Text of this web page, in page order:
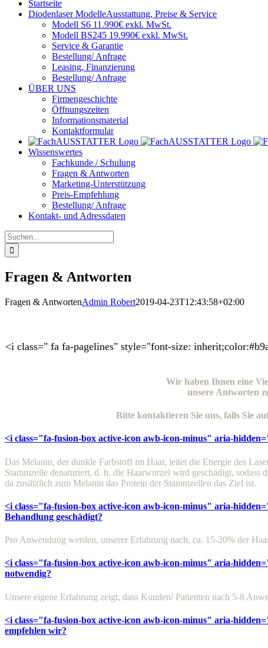
Startseite
Diodenlaser ModelleAusstattung, Preise & Service
Modell S6 11.990€ exkl. MwSt.
Modell BS245 19.990€ exkl. MwSt.
Service & Garantie
Bestellung/ Anfrage
Leasing, Finanzierung
Bestellung/ Anfrage
ÜBER UNS
Firmengeschichte
Öffnungszeiten
Informationsmaterial
Kontaktformular
Wissenswertes
Fachkunde / Schulung
Fragen & Antworten
Marketing-Unterstützung
Preis-Empfehlung
Bestellung/ Anfrage
Kontakt- und Adressdaten
Suche
nach:
Fragen & Antworten
Fragen & AntwortenAdmin Robert2019-04-23T12:43:58+02:00
<i class=" fa fa-pagelines" style="font-size:
Wir haben Ihnen eine
unsere Antworten
Bitte kontaktieren Sie uns, falls Sie
<i class="fa-fusion-box active-icon awb-icon-minus" aria-
Das Melanin, der dunkle Farbstoff im Haar, leitet die Energie des
Stammzelle denaturiert, d. h. die Haarwurzel wird geschädigt,
da zusätzlich zum Melanin das Protein der Stammzellen das Ziel ist.
<i class="fa-fusion-box active-icon awb-icon-minus" aria-
Behandlung geschädigt?
Pro Anwendung werden, unserer Erfahrung nach, ca. 15-20% der
<i class="fa-fusion-box active-icon awb-icon-minus" aria-
notwendig?
Unsere eigene Erfahrung zeigt, dass Kunden/ Patienten nach 5-8
<i class="fa-fusion-box active-icon awb-icon-minus" aria-
empfehlen wir?